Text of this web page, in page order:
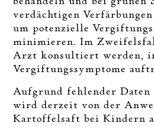
verdächtigen
um potenzielle
minimieren. Im
Arzt konsultiert werden,
Vergiftungssymptome
Aufgrund fehlender
wird derzeit von der
Kartoffelsaft bei Kindern